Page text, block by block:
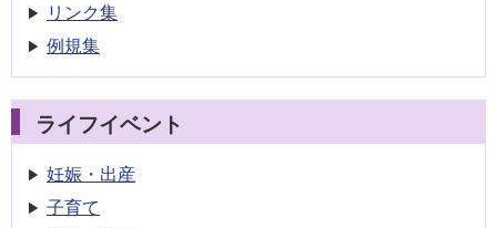
リンク集
例規集
ライフイベント
妊娠・出産
子育て